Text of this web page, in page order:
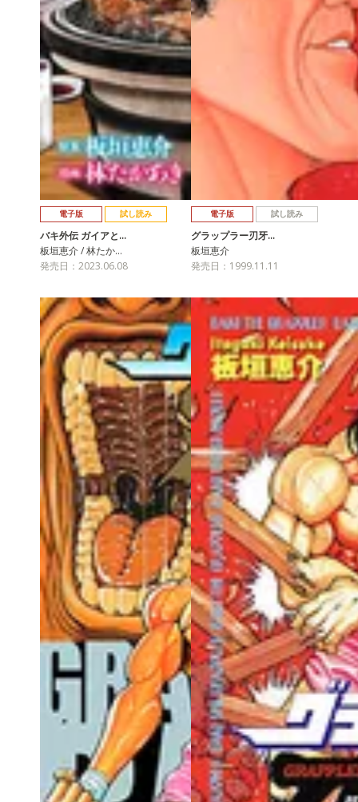
電子版 試し読み
バキ外伝 ガイアと…
板垣恵介 / 林たか…
発売日：2023.06.08
電子版 試し読み
グラップラー刃牙…
板垣恵介
発売日：1999.11.11